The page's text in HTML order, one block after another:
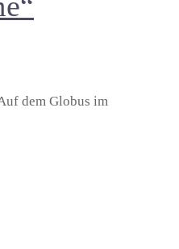
dem Globus im